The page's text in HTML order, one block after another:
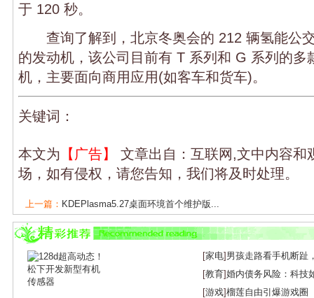
于 120 秒。
查询了解到，北京冬奥会的 212 辆氢能公
的发动机，该公司目前有 T 系列和 G 系列的多
机，主要面向商用应用(如客车和货车)。
关键词：
本文为 【广告】
文章出自：互联网,文中内容和
场，如有侵权，请您告知，我们将及时处理。
上一篇： KDEPlasma5.27桌面环境首个维护版...
下一篇：vivoV27系列手机将于3月1日上市，...
[家电] 男孩走路看手机断趾
[教育]婚内债务风险：科技
[游戏]榴莲自由引爆游戏圈